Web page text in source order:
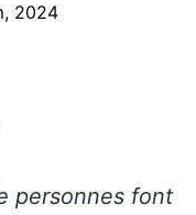
2024
personnes font